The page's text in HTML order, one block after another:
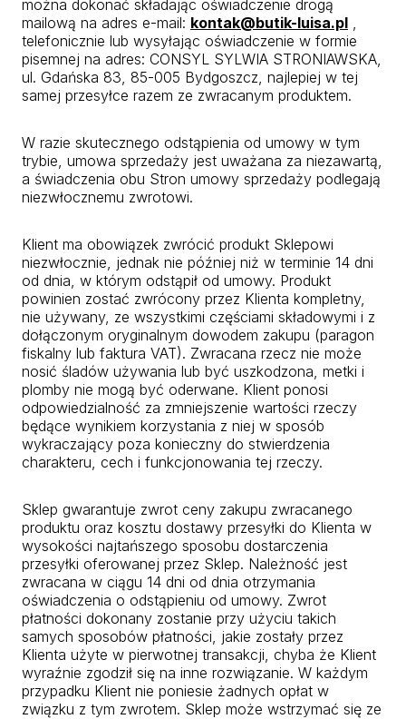
można dokonać składając oświadczenie drogą
mailową na adres e-mail: kontak@butik-luisa.pl ,
telefonicznie lub wysyłając oświadczenie w formie
pisemnej na adres: CONSYL SYLWIA STRONIAWSKA,
ul. Gdańska 83, 85-005 Bydgoszcz, najlepiej w tej
samej przesyłce razem ze zwracanym produktem.
W razie skutecznego odstąpienia od umowy w tym
trybie, umowa sprzedaży jest uważana za niezawartą,
a świadczenia obu Stron umowy sprzedaży podlegają
niezwłocznemu zwrotowi.
Klient ma obowiązek zwrócić produkt Sklepowi
niezwłocznie, jednak nie później niż w terminie 14 dni
od dnia, w którym odstąpił od umowy. Produkt
powinien zostać zwrócony przez Klienta kompletny,
nie używany, ze wszystkimi częściami składowymi i z
dołączonym oryginalnym dowodem zakupu (paragon
fiskalny lub faktura VAT). Zwracana rzecz nie może
nosić śladów używania lub być uszkodzona, metki i
plomby nie mogą być oderwane. Klient ponosi
odpowiedzialność za zmniejszenie wartości rzeczy
będące wynikiem korzystania z niej w sposób
wykraczający poza konieczny do stwierdzenia
charakteru, cech i funkcjonowania tej rzeczy.
Sklep gwarantuje zwrot ceny zakupu zwracanego
produktu oraz kosztu dostawy przesyłki do Klienta w
wysokości najtańszego sposobu dostarczenia
przesyłki oferowanej przez Sklep. Należność jest
zwracana w ciągu 14 dni od dnia otrzymania
oświadczenia o odstąpieniu od umowy. Zwrot
płatności dokonany zostanie przy użyciu takich
samych sposobów płatności, jakie zostały przez
Klienta użyte w pierwotnej transakcji, chyba że Klient
wyraźnie zgodził się na inne rozwiązanie. W każdym
przypadku Klient nie poniesie żadnych opłat w
związku z tym zwrotem. Sklep może wstrzymać się ze